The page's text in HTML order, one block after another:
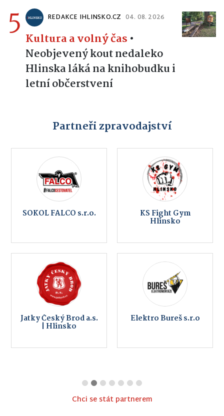
5 REDAKCE IHLINSKO.CZ 04. 08. 2026
Kultura a volný čas •
Neobjevený kout nedaleko
Hlinska láká na knihobudku i
letní občerstvení
Partneři zpravodajství
SOKOL FALCO s.r.o. KS Fight Gym
Hlinsko
Jatky Český Brod a.s.
| Hlinsko
Elektro Bureš s.r.o
Chci se stát partnerem